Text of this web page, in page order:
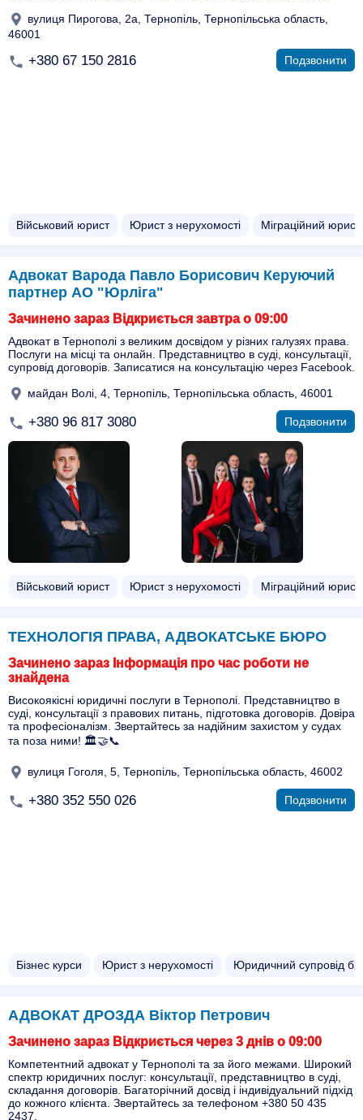
вулиця Пирогова, 2а, Тернопіль, Тернопільська область,
46001
+380 67 150 2816 Подзвонити
Військовий юрист Юрист з нерухомості Міграційний юрист
Адвокат Варода Павло Борисович Керуючий
партнер АО "Юрліга"
Зачинено зараз Відкриється завтра о 09:00
Адвокат в Тернополі з великим досвідом у різних галузях права.
Послуги на місці та онлайн. Представництво в суді, консультації,
супровід договорів. Записатися на консультацію через Facebook.
майдан Волі, 4, Тернопіль, Тернопільська область, 46001
+380 96 817 3080 Подзвонити
Військовий юрист Юрист з нерухомості Міграційний юрист
ТЕХНОЛОГІЯ ПРАВА, АДВОКАТСЬКЕ БЮРО
Зачинено зараз Інформація про час роботи не
знайдена
Високоякісні юридичні послуги в Тернополі. Представництво в
суді, консультації з правових питань, підготовка договорів. Довіра
та професіоналізм. Звертайтесь за надійним захистом у судах
та поза ними! 🏛️🤝📞
вулиця Гоголя, 5, Тернопіль, Тернопільська область, 46002
+380 352 550 026 Подзвонити
Бізнес курси Юрист з нерухомості Юридичний супровід
АДВОКАТ ДРОЗДА Віктор Петрович
Зачинено зараз Відкриється через 3 днів о 09:00
Компетентний адвокат у Тернополі та за його межами. Широкий
спектр юридичних послуг: консультації, представництво в суді,
складання договорів. Багаторічний досвід і індивідуальний підхід
до кожного клієнта. Звертайтесь за телефоном +380 50 435
2437.